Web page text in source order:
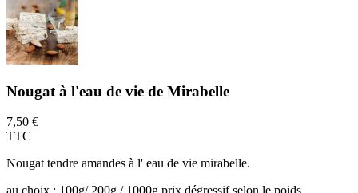
Nougat à l'eau de vie de Mirabelle
7,50 €
TTC
Nougat tendre amandes à l' eau de vie mirabelle.